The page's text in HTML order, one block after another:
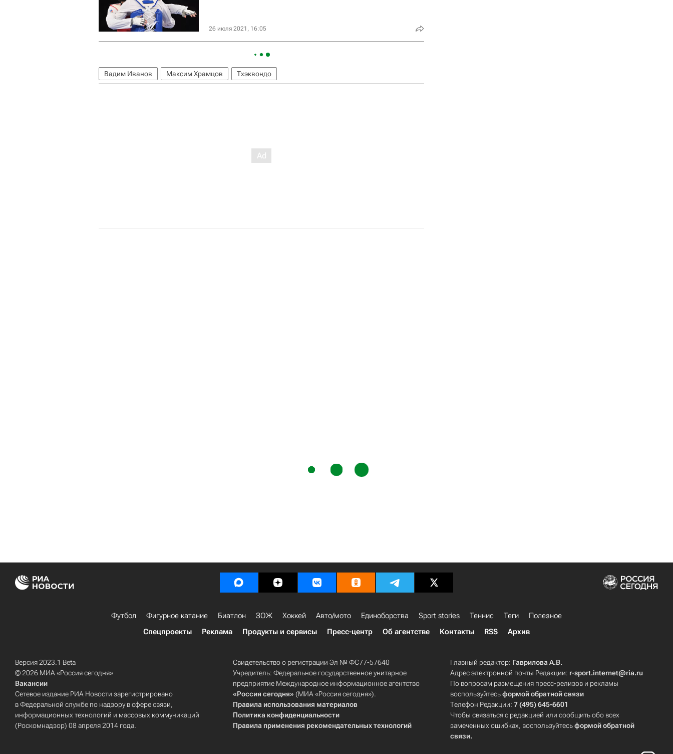
26 июля 2021, 16:05
Вадим Иванов Максим Храмцов Тхэквондо
Футбол Фигурное катание Биатлон ЗОЖ Хоккей Авто/мото Единоборства Sport stories Теннис Теги
Полезное
Спецпроекты
Реклама Продукты и сервисы Пресс-центр Об агентстве Контакты RSS Архив
Версия 2023.1 Beta
© 2026 МИА «Россия сегодня»
Вакансии
Сетевое издание РИА Новости зарегистрировано
в Федеральной службе по надзору в сфере связи,
информационных технологий и массовых коммуникаций
(Роскомнадзор) 08 апреля 2014 года.
Свидетельство о регистрации Эл № ФС77-57640
Учредитель: Федеральное государственное унитарное
предприятие Международное информационное агентство
«Россия сегодня» (МИА «Россия сегодня»).
Правила использования материалов
Политика конфиденциальности
Правила применения рекомендательных технологий
Главный редактор: Гаврилова А.В.
Адрес электронной почты Редакции: r-sport.internet@ria.ru
По вопросам размещения пресс-релизов и рекламы
воспользуйтесьформой обратной связи
Телефон Редакции:7 (495) 645-6601
Чтобы связаться с редакцией или сообщить обо всех
замеченных ошибках, воспользуйтесьформой обратной
связи.